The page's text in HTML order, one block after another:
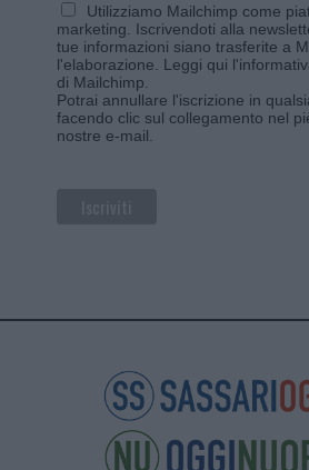
Utilizziamo Mailchimp come
marketing. Iscrivendoti alla
tue informazioni siano trasferite a
l'elaborazione. Leggi qui
di Mailchimp
Potrai annullare l'iscrizione in
facendo clic sul collegamento nel
nostre e-mail.